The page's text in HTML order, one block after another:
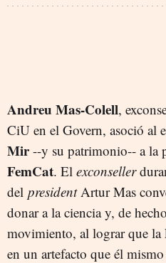
Andreu Mas-Colell,
CiU en el Govern, asoció al
Mir--y su patrimonio-- a la
FemCat. El exconseller
del presidentArtur Mas
donar a la ciencia y, de
movimiento, al lograr que la
en un artefacto que él